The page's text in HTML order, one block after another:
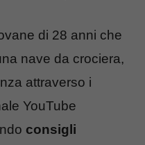
di 28 anni che
nave da crociera,
attraverso i
YouTube
consigli